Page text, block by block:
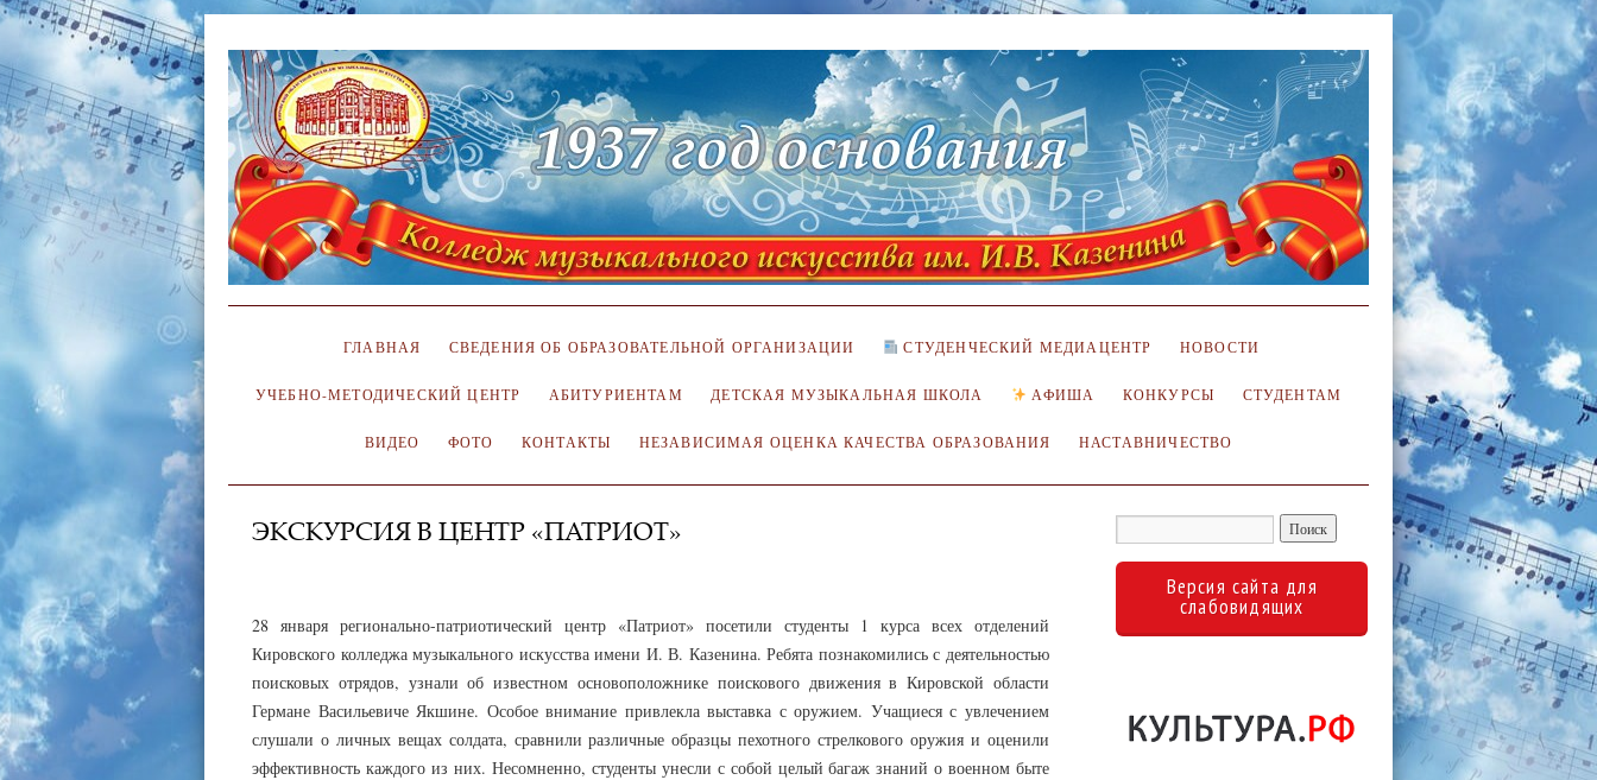
ГЛАВНАЯ СВЕДЕНИЯ ОБ ОБРАЗОВАТЕЛЬНОЙ ОРГАНИЗАЦИИ СТУДЕНЧЕСКИЙ МЕДИАЦЕНТР НОВОСТИ
УЧЕБНО-МЕТОДИЧЕСКИЙ ЦЕНТР АБИТУРИЕНТАМ ДЕТСКАЯ МУЗЫКАЛЬНАЯ ШКОЛА АФИША КОНКУРСЫ СТУДЕНТАМ
ВИДЕО ФОТО КОНТАКТЫ НЕЗАВИСИМАЯ ОЦЕНКА КАЧЕСТВА ОБРАЗОВАНИЯ НАСТАВНИЧЕСТВО
ЭКСКУРСИЯ В ЦЕНТР «ПАТРИОТ»
28 января регионально-патриотический центр «Патриот» посетили студенты 1 курса всех отделений
Кировского колледжа музыкального искусства имени И. В. Казенина. Ребята познакомились с деятельностью
поисковых отрядов, узнали об известном основоположнике поискового движения в Кировской области
Германе Васильевиче Якшине. Особое внимание привлекла выставка с оружием. Учащиеся с увлечением
слушали о личных вещах солдата, сравнили различные образцы пехотного стрелкового оружия и оценили
эффективность каждого из них. Несомненно, студенты унесли с собой целый багаж знаний о военном быте
Версия сайта для
слабовидящих